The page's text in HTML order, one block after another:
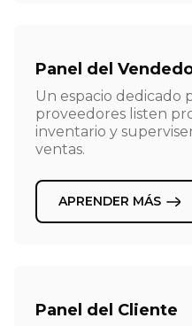
Panel del
Un espacio dedicado
proveedores listen
inventario y
ventas.
APRENDER MÁS
Panel del Cliente